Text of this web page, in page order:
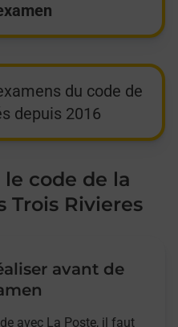
du code de
depuis 2016
code de la
Trois Rivieres
avant de
avec La Poste, il faut